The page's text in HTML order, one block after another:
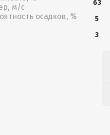
м/с
осадков, %
63
5
3